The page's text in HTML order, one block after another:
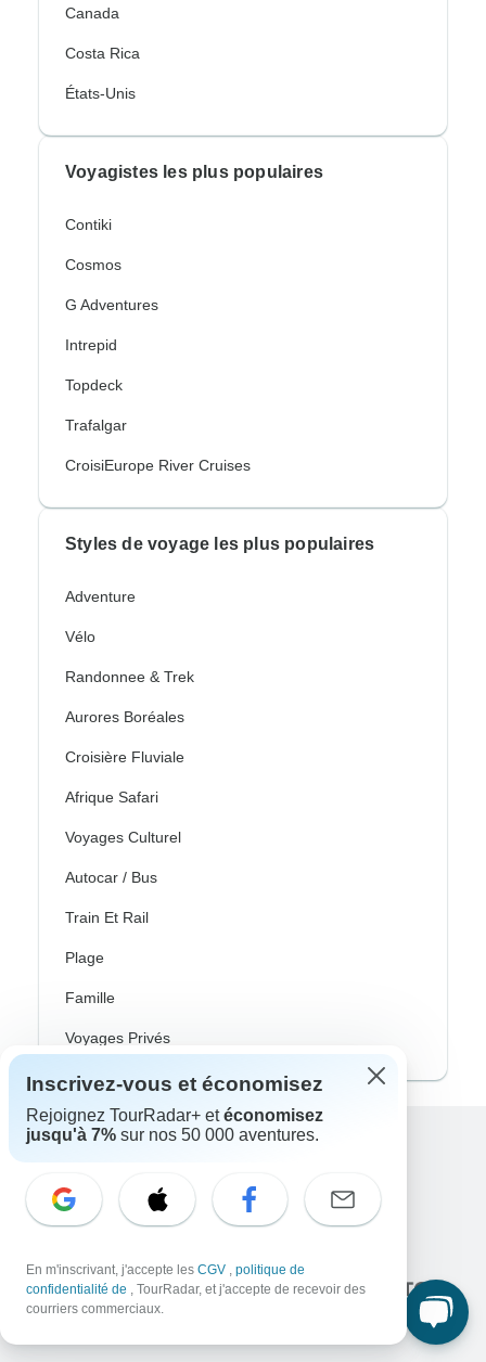
Canada
Costa Rica
États-Unis
Voyagistes les plus populaires
Contiki
Cosmos
G Adventures
Intrepid
Topdeck
Trafalgar
CroisiEurope River Cruises
Styles de voyage les plus populaires
Adventure
Vélo
Randonnee & Trek
Aurores Boréales
Croisière Fluviale
Afrique Safari
Voyages Culturel
Autocar / Bus
Train Et Rail
Plage
Famille
Voyages Privés
10,000+ avis sur
Inscrivez-vous et économisez
Rejoignez TourRadar+ etéconomisez
jusqu'à 7% sur nos 50 000 aventures.
En m'inscrivant, j'accepte les CGV , politique de
confidentialité de , TourRadar, et j'accepte de recevoir des
courriers commerciaux.